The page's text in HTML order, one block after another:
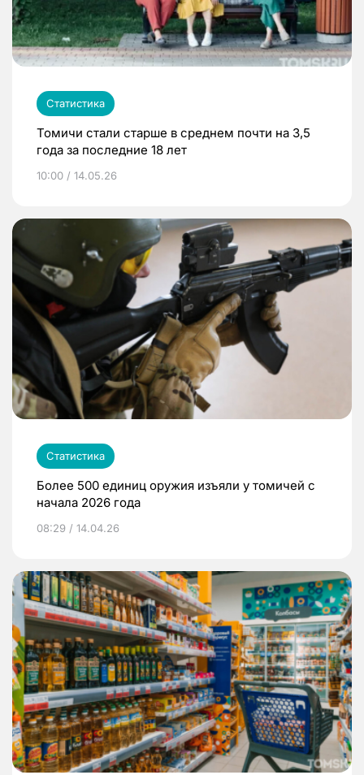
Статистика
Томичи стали старше в среднем почти на 3,5
года за последние 18 лет
10:00 / 14.05.26
Статистика
Более 500 единиц оружия изъяли у томичей с
начала 2026 года
08:29 / 14.04.26